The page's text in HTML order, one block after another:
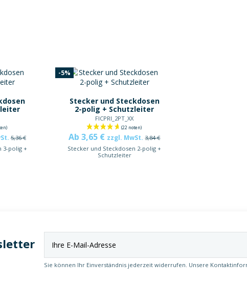
5,36 €
3-polig +
-5%
Stecker und Steckdosen
2-polig + Schutzleiter
FICPRI_2PT_XX
Ab 3,65 € zzgl. MwSt.3,84 €
Stecker und Steckdosen 2-polig +
Schutzleiter
Sie können Ihr Einverständnis jederzeit widerrufen. Unsere